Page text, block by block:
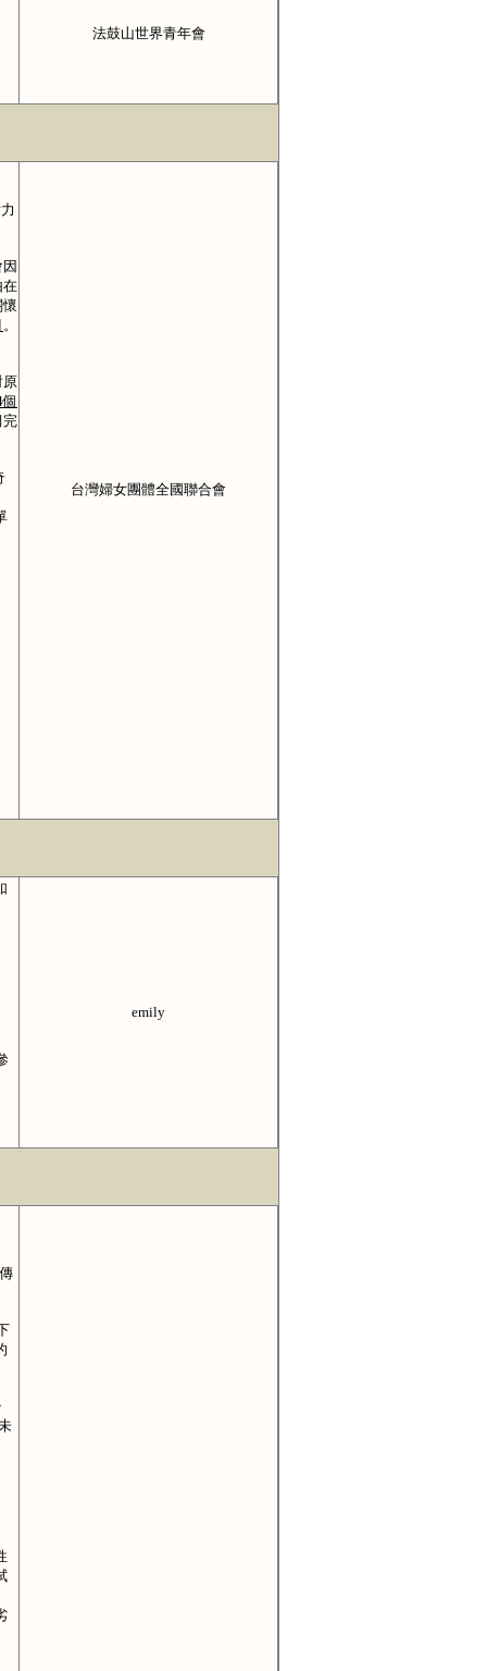
法鼓山世界青年會
在
。
原
個
完
台灣婦女團體全國聯合會
emily